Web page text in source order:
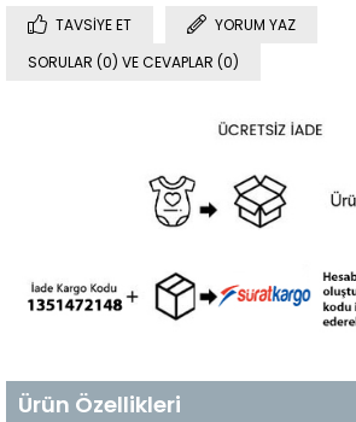
TAVSIYE ET
YORUM YAZ
SORULAR (0) VE CEVAPLAR (0)
Ürün Özellikleri